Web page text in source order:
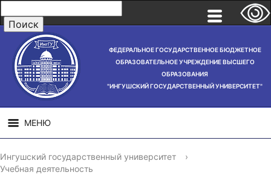
ФЕДЕРАЛЬНОЕ ГОСУДАРСТВЕННОЕ БЮДЖЕТНОЕ
ОБРАЗОВАТЕЛЬНОЕ УЧРЕЖДЕНИЕ ВЫСШЕГО
ОБРАЗОВАНИЯ
"ИНГУШСКИЙ ГОСУДАРСТВЕННЫЙ УНИВЕРСИТЕТ"
МЕНЮ
СВЕДЕНИЯ ОБ
ОБРАЗОВАТЕЛЬНОЙ
НАУЧНАЯ
ДЕЯТЕЛЬНОСТЬ
Ингушский государственный университет
›
Учебная деятельность